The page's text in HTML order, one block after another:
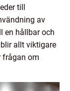
till
av
en hållbar och
allt viktigare
frågan om